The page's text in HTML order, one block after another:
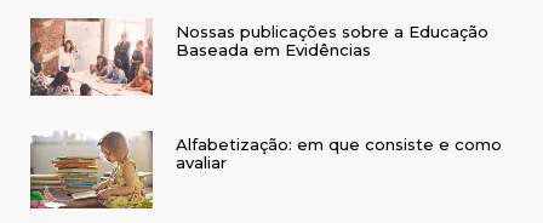
Nossas publicações sobre a Educação
Baseada em Evidências
Alfabetização: em que consiste e como
avaliar